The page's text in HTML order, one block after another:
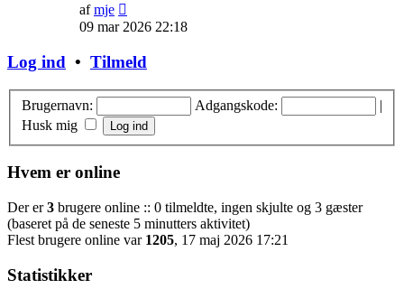
afmje
det
indlæg
09 mar 2026 22:18
Log ind • Tilmeld
Brugernavn: Adgangskode:
|
Husk mig
Hvem er online
Der er3 brugere online :: 0 tilmeldte, ingen skjulte og 3 gæster
(baseret på de seneste 5 minutters aktivitet)
Flest brugere online var 1205, 17 maj 2026 17:21
Statistikker